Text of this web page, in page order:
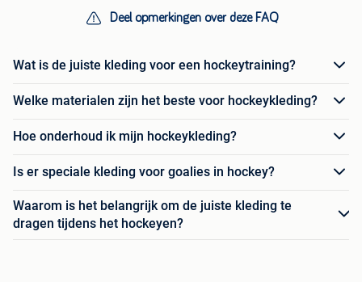
Deel opmerkingen over deze FAQ
Wat is de juiste kleding voor een hockeytraining?
Welke materialen zijn het beste voor hockeykleding?
Hoe onderhoud ik mijn hockeykleding?
Is er speciale kleding voor goalies in hockey?
Waarom is het belangrijk om de juiste kleding te
dragen tijdens het hockeyen?